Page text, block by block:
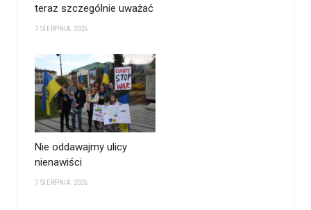
teraz szczególnie uważać
7 SIERPNIA 2026
Nie oddawajmy ulicy
nienawiści
7 SIERPNIA 2026